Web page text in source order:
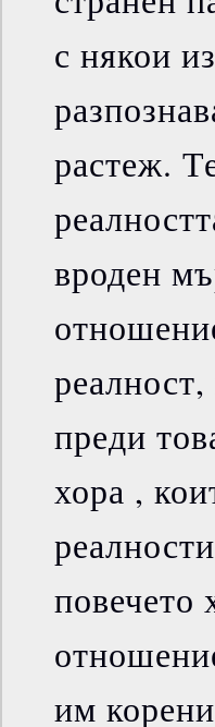
с някои
растеж.
вроден
преди
хора ,
повечето
им